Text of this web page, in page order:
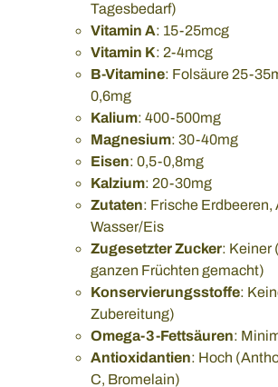
Tagesbedarf)
Vitamin A: 15-25mcg
Vitamin K: 2-4mcg
B-Vitamine: Folsäure 25-
0,6mg
Kalium: 400-500mg
Magnesium: 30-40mg
Eisen: 0,5-0,8mg
Kalzium: 20-30mg
Zutaten: Frische Erdbeeren,
Wasser/Eis
Zugesetzter Zucker: Keiner
ganzen Früchten gemacht)
Konservierungsstoffe:
Zubereitung)
Omega-3-Fettsäuren:
Antioxidantien: Hoch
C, Bromelain)